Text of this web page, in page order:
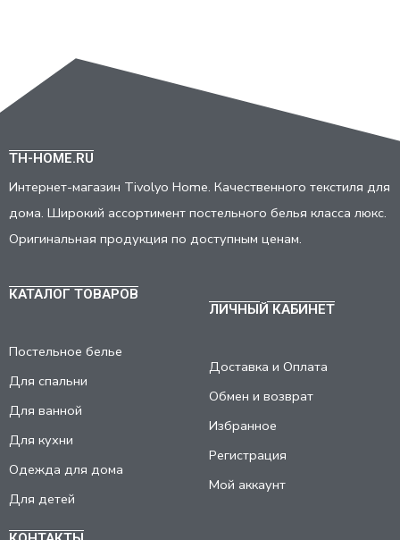
TH-HOME.RU
Интернет-магазин Tivolyo Home. Качественного текстиля для
дома. Широкий ассортимент постельного белья класса люкс.
Оригинальная продукция по доступным ценам.
КАТАЛОГ ТОВАРОВ
Постельное белье
Для спальни
Для ванной
Для кухни
Одежда для дома
Для детей
ЛИЧНЫЙ КАБИНЕТ
Доставка и Оплата
Обмен и возврат
Избранное
Регистрация
Мой аккаунт